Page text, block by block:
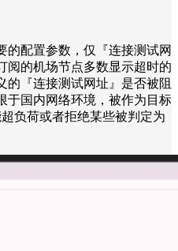
的配置参数，仅『连接测试网
阅的机场节点多数显示超时的
的『连接测试网址』是否被阻
于国内网络环境，被作为目标
负荷或者拒绝某些被判定为